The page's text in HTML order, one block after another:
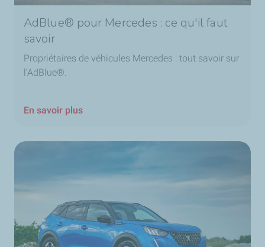
AdBlue® pour Mercedes : ce qu'il faut
savoir
Propriétaires de véhicules Mercedes : tout savoir sur
l’AdBlue®.
En savoir plus